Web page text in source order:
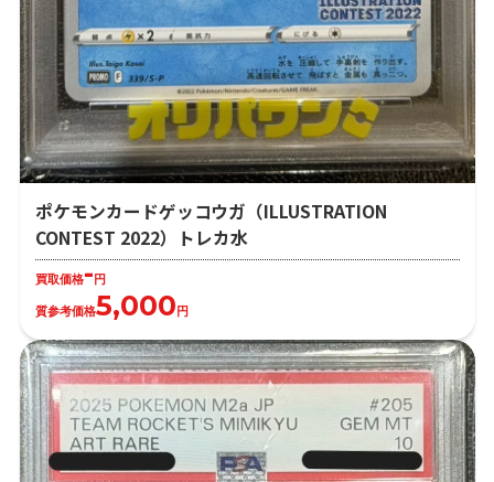
ポケモンカードゲッコウガ（ILLUSTRATION
CONTEST 2022）トレカ水
買取価格-円
質参考価格5,000円